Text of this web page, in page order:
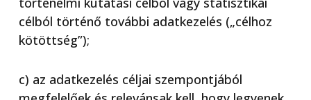
célból történő további adatkezelés („célhoz
kötöttség”);
c) az adatkezelés céljai szempontjából